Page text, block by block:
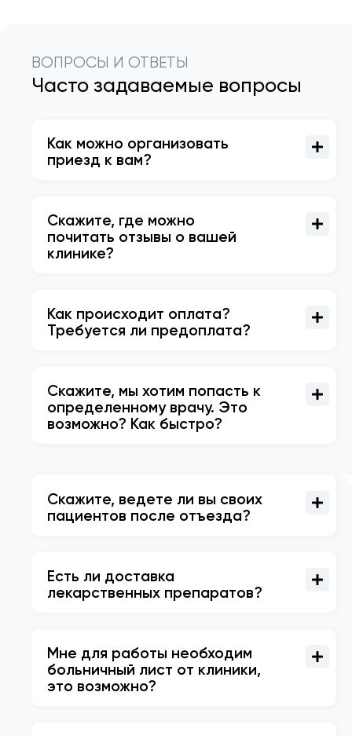
ВОПРОСЫ И ОТВЕТЫ
Часто задаваемые вопросы
Как можно организовать
приезд к вам?
Скажите, где можно
почитать отзывы о вашей
клинике?
Как происходит оплата?
Требуется ли предоплата?
Скажите, мы хотим попасть к
определенному врачу. Это
возможно? Как быстро?
Скажите, ведете ли вы своих
пациентов после отъезда?
Есть ли доставка
лекарственных препаратов?
Мне для работы необходим
больничный лист от клиники,
это возможно?